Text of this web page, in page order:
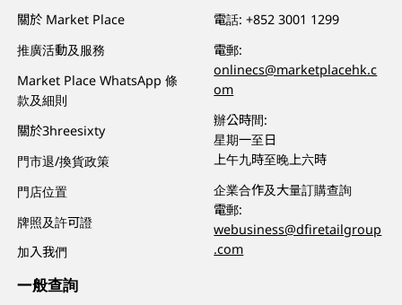
關於 Market Place
推廣活動及服務
Market Place WhatsApp 條
款及細則
關於3hreesixty
門市退/換貨政策
門店位置
牌照及許可證
加入我們
一般查詢
電話:+852 3001 1299
電郵:
onlinecs@marketplacehk.c
om
辦公時間:
星期一至日
上午九時至晚上六時
企業合作及大量訂購查詢
電郵:
webusiness@dfiretailgroup
.com